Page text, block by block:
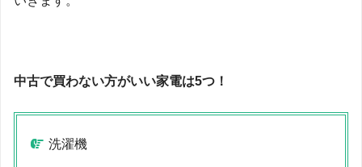
中古で買わない方がいい家電は5つ！
洗濯機